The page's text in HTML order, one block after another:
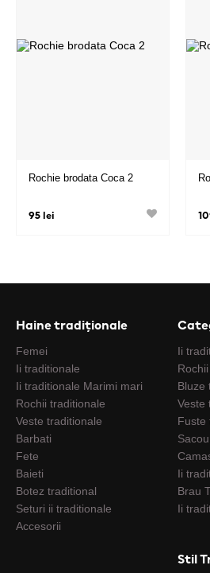
Rochie brodata Coca 2
95 lei
Haine tradiționale
Femei
Ii traditionale
Ii traditionale Marimi mari
Rochii traditionale
Veste traditionale
Barbati
Fete
Baieti
Botez traditional
Seturi ii traditionale
Accesorii
Ii
Bluze
Veste
Fuste
Ii
Brau
Ii
Stil